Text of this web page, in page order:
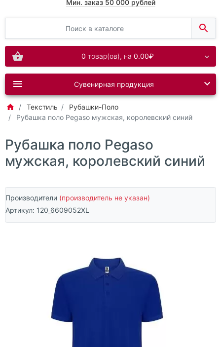
Мин. заказ 50 000 рублей
0 товар(ов), на 0.00₽
Сувенирная продукция
Текстиль
Рубашки-Поло
Рубашка поло Pegaso мужская, королевский синий
Рубашка поло Pegaso
мужская, королевский синий
Производители (производитель не указан)
Артикул: 120_6609052XL